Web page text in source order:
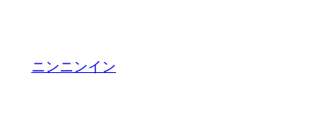
ニンニンイン